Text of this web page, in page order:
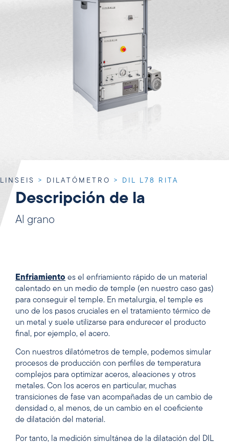
LINSEIS > DILATÓMETRO > DIL L78 RITA
Descripción de la
Al grano
Enfriamiento es el enfriamiento rápido de un material
calentado en un medio de temple (en nuestro caso gas)
para conseguir el temple. En metalurgia, el temple es
uno de los pasos cruciales en el tratamiento térmico de
un metal y suele utilizarse para endurecer el producto
final, por ejemplo, el acero.
Con nuestros dilatómetros de temple, podemos simular
procesos de producción con perfiles de temperatura
complejos para optimizar aceros, aleaciones y otros
metales. Con los aceros en particular, muchas
transiciones de fase van acompañadas de un cambio de
densidad o, al menos, de un cambio en el coeficiente
de dilatación del material.
Por tanto, la medición simultánea de la dilatación del DIL